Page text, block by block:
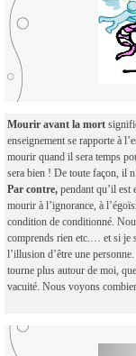
Mourir avant la mort
enseignement se rapporte à
mourir quand il sera temps
sera bien ! De toute façon, il
Par contre, pendant qu’il est
mourir à l’ignorance, à
condition de conditionné.
comprends rien etc.… et si je
l’illusion d’être une
tourne plus autour de moi,
vacuité. Nous voyons